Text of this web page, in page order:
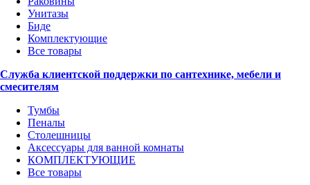
Унитазы
Биде
Комплектующие
Все товары
Служба клиентской поддержки по сантехнике, мебели и
смесителям
Тумбы
Пеналы
Столешницы
Аксессуары для ванной комнаты
КОМПЛЕКТУЮЩИЕ
Все товары